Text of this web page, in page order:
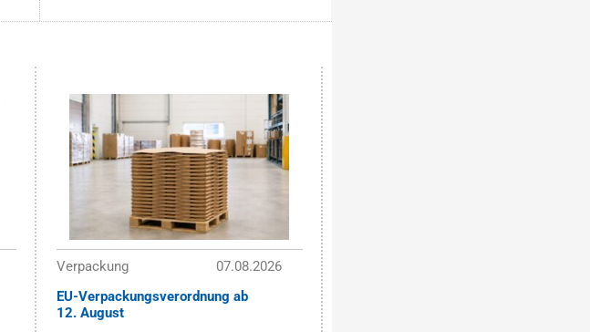
Verpackung
07.08.2026
EU-Verpackungsverordnung ab
12. August